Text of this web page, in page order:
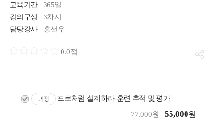
교육기간
365일
강의구성
3차시
담당강사
홍선우
0.0점
과정 프로처럼 설계하라-훈련 추적 및 평가
77,000원 55,000원